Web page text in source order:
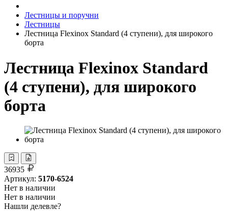
Лестницы и поручни
Лестницы
Лестница Flexinox Standard (4 ступени), для широкого
борта
Лестница Flexinox Standard
(4 ступени), для широкого
борта
36935
Артикул: 5170-6524
Нет в наличии
Нет в наличии
Нашли делевле?